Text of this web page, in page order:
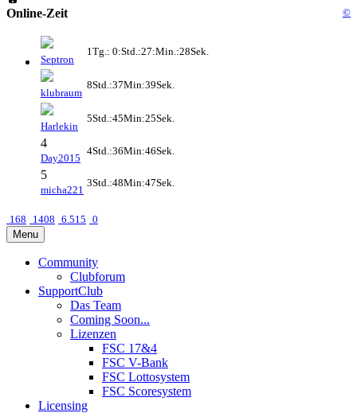
Online-Zeit ©
Septron
1Tg.: 0:Std.:27:Min.:28Sek.
klubraum
8Std.:37Min:39Sek.
Harlekin
5Std.:45Min:25Sek.
4
Day2015
4Std.:36Min:46Sek.
5
micha221
3Std.:48Min:47Sek.
168 1408 6.515 0
Menu
Community
Clubforum
SupportClub
Das Team
Coming Soon...
Lizenzen
FSC 17&4
FSC V-Bank
FSC Lottosystem
FSC Scoresystem
Licensing